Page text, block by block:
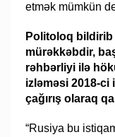
etmək mümkün
Politoloq
mürəkkəbdir,
rəhbərliyi ilə
izləməsi 2018-
çağırış olaraq
“Rusiya bu